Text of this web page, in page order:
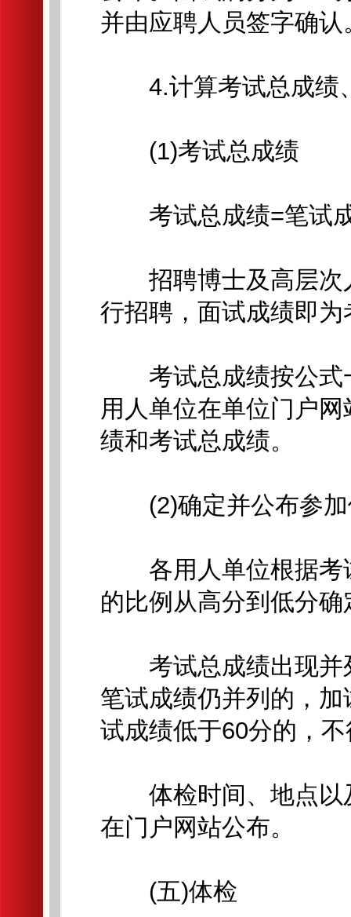
并由应聘人员签字确认
4.计算考试总成绩
(1)考试总成绩
考试总成绩=笔试成
招聘博士及高层次
行招聘，面试成绩即
考试总成绩按公式
用人单位在单位门户
绩和考试总成绩。
(2)确定并公布参加
各用人单位根据考
的比例从高分到低分
考试总成绩出现并
笔试成绩仍并列的，
试成绩低于60分的，
体检时间、地点以
在门户网站公布。
(五)体检